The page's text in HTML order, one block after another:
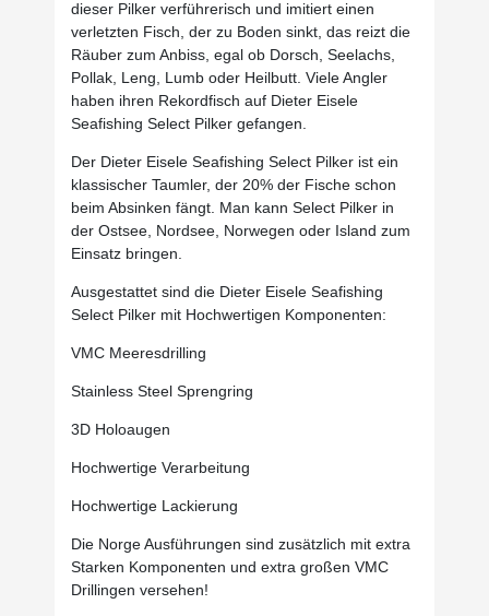
dieser Pilker verführerisch und imitiert einen
verletzten Fisch, der zu Boden sinkt, das reizt die
Räuber zum Anbiss, egal ob Dorsch, Seelachs,
Pollak, Leng, Lumb oder Heilbutt. Viele Angler
haben ihren Rekordfisch auf Dieter Eisele
Seafishing Select Pilker gefangen.
Der Dieter Eisele Seafishing Select Pilker ist ein
klassischer Taumler, der 20% der Fische schon
beim Absinken fängt. Man kann Select Pilker in
der Ostsee, Nordsee, Norwegen oder Island zum
Einsatz bringen.
Ausgestattet sind die Dieter Eisele Seafishing
Select Pilker mit Hochwertigen Komponenten:
VMC Meeresdrilling
Stainless Steel Sprengring
3D Holoaugen
Hochwertige Verarbeitung
Hochwertige Lackierung
Die Norge Ausführungen sind zusätzlich mit extra
Starken Komponenten und extra großen VMC
Drillingen versehen!